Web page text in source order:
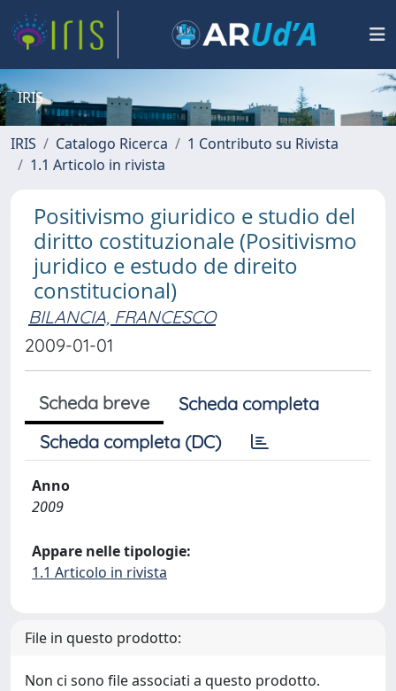
IRIS
IRIS Catalogo Ricerca
1 Contributo su Rivista
1.1 Articolo in rivista
Positivismo giuridico e studio del
diritto costituzionale (Positivismo
juridico e estudo de direito
constitucional)
BILANCIA, FRANCESCO
2009-01-01
Scheda breve
Scheda completa
Scheda completa (DC)
Anno
2009
Appare nelle tipologie:
1.1 Articolo in rivista
File in questo prodotto:
Non ci sono file associati a questo prodotto.